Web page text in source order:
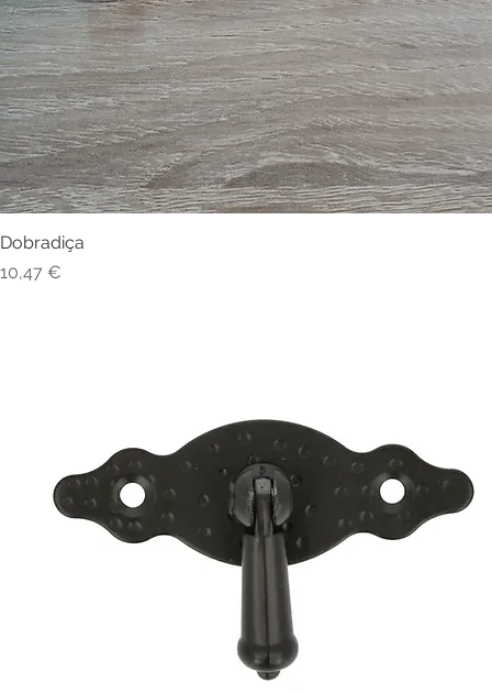
Dobradiça
Preço
10,47 €